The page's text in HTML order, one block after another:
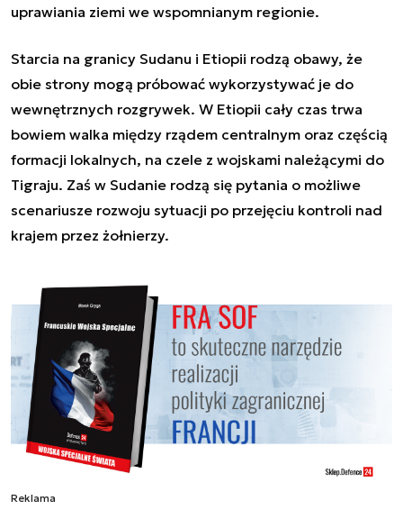
uprawiania ziemi we wspomnianym regionie.
Starcia na granicy Sudanu i Etiopii rodzą obawy, że
obie strony mogą próbować wykorzystywać je do
wewnętrznych rozgrywek. W Etiopii cały czas trwa
bowiem walka między rządem centralnym oraz częścią
formacji lokalnych, na czele z wojskami należącymi do
Tigraju. Zaś w Sudanie rodzą się pytania o możliwe
scenariusze rozwoju sytuacji po przejęciu kontroli nad
krajem przez żołnierzy.
Reklama